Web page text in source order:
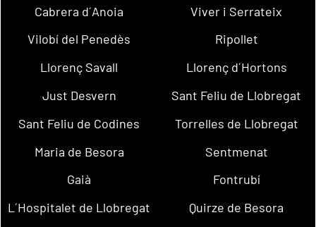
Cabrera d´Anoia
Viver i Serrateix
Vilobí del Penedès
Ripollet
Llorenç Savall
Llorenç d´Hortons
Just Desvern
Sant Feliu de Llobregat
Sant Feliu de Codines
Torrelles de Llobregat
Maria de Besora
Sentmenat
Gaià
Fontrubí
L´Hospitalet de Llobregat
Quirze de Besora